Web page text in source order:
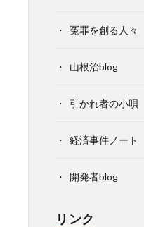
冤罪を創る人々
山根治blog
引かれ者の小唄
経済事件ノート
開発者blog
リンク